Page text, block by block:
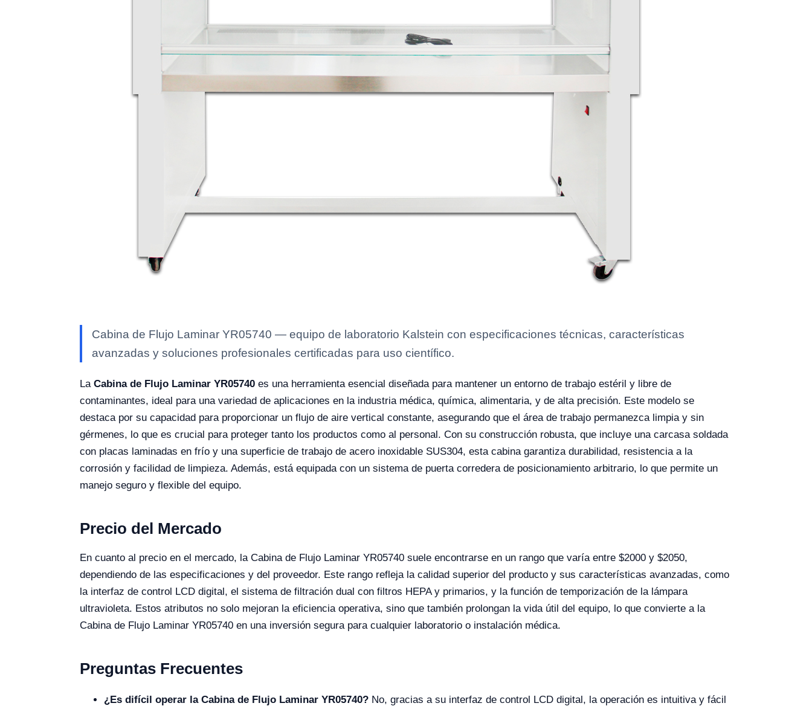
Cabina de Flujo Laminar YR05740 — equipo de laboratorio Kalstein con especificaciones técnicas, características
avanzadas y soluciones profesionales certificadas para uso científico.
La Cabina de Flujo Laminar YR05740 es una herramienta esencial diseñada para mantener un entorno de trabajo estéril y libre de
contaminantes, ideal para una variedad de aplicaciones en la industria médica, química, alimentaria, y de alta precisión. Este modelo se
destaca por su capacidad para proporcionar un flujo de aire vertical constante, asegurando que el área de trabajo permanezca limpia y sin
gérmenes, lo que es crucial para proteger tanto los productos como al personal. Con su construcción robusta, que incluye una carcasa soldada
con placas laminadas en frío y una superficie de trabajo de acero inoxidable SUS304, esta cabina garantiza durabilidad, resistencia a la
corrosión y facilidad de limpieza. Además, está equipada con un sistema de puerta corredera de posicionamiento arbitrario, lo que permite un
manejo seguro y flexible del equipo.
Precio del Mercado
En cuanto al precio en el mercado, la Cabina de Flujo Laminar YR05740 suele encontrarse en un rango que varía entre $2000 y $2050,
dependiendo de las especificaciones y del proveedor. Este rango refleja la calidad superior del producto y sus características avanzadas, como
la interfaz de control LCD digital, el sistema de filtración dual con filtros HEPA y primarios, y la función de temporización de la lámpara
ultravioleta. Estos atributos no solo mejoran la eficiencia operativa, sino que también prolongan la vida útil del equipo, lo que convierte a la
Cabina de Flujo Laminar YR05740 en una inversión segura para cualquier laboratorio o instalación médica.
Preguntas Frecuentes
¿Es difícil operar la Cabina de Flujo Laminar YR05740? No, gracias a su interfaz de control LCD digital, la operación es intuitiva y fácil